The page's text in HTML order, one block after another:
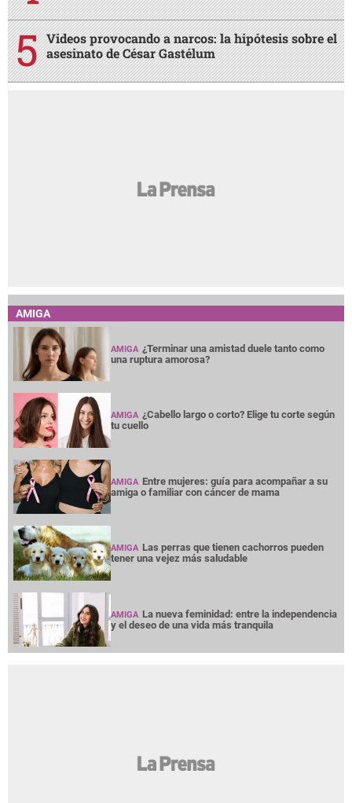
Videos provocando a narcos: la hipótesis sobre el
asesinato de César Gastélum
AMIGA
AMIGA ¿Terminar una amistad duele tanto como
una ruptura amorosa?
AMIGA ¿Cabello largo o corto? Elige tu corte según
tu cuello
AMIGA Entre mujeres: guía para acompañar a su
amiga o familiar con cáncer de mama
AMIGA Las perras que tienen cachorros pueden
tener una vejez más saludable
AMIGA La nueva feminidad: entre la independencia
y el deseo de una vida más tranquila